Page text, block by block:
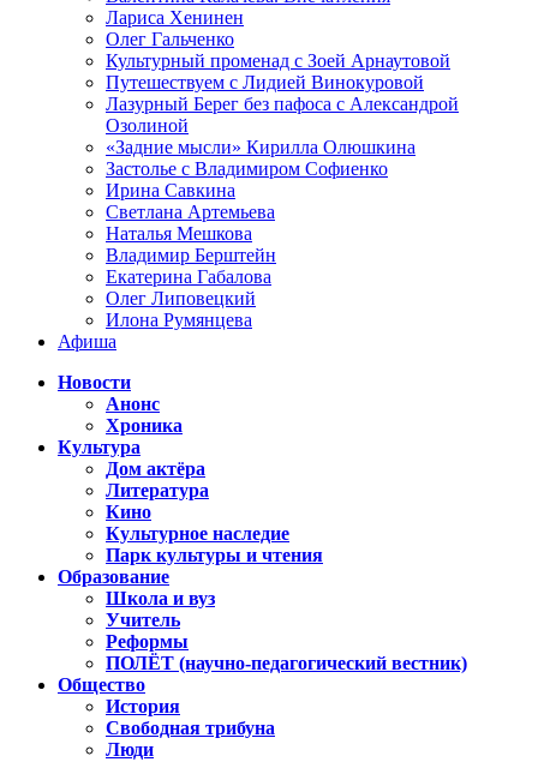
Лариса Хенинен
Олег Гальченко
Культурный променад с Зоей Арнаутовой
Путешествуем с Лидией Винокуровой
Лазурный Берег без пафоса с Александрой
Озолиной
«Задние мысли» Кирилла Олюшкина
Застолье с Владимиром Софиенко
Ирина Савкина
Светлана Артемьева
Наталья Мешкова
Владимир Берштейн
Екатерина Габалова
Олег Липовецкий
Илона Румянцева
Афиша
Новости
Анонс
Хроника
Культура
Дом актёра
Литература
Кино
Культурное наследие
Парк культуры и чтения
Образование
Школа и вуз
Учитель
Реформы
ПОЛЁТ (научно-педагогический вестник)
Общество
История
Свободная трибуна
Люди